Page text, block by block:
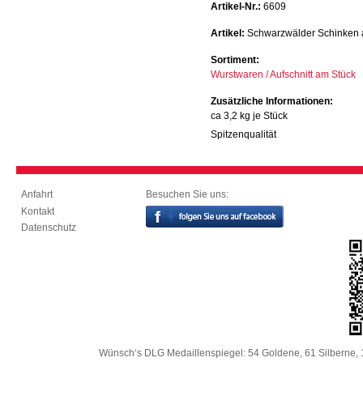
Artikel-Nr.: 6609
Artikel: Schwarzwälder Schinken
Sortiment:
Wurstwaren / Aufschnitt am Stück
Zusätzliche Informationen:
ca 3,2 kg je Stück
Spitzenqualität
Anfahrt
Kontakt
Datenschutz
Besuchen Sie uns:
Wünsch‘s DLG Medaillenspiegel: 54 Goldene, 61